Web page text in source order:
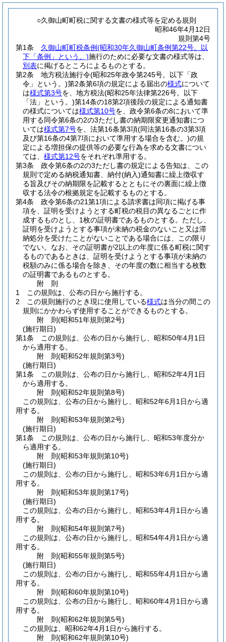
○久御山町町税に関する文書の様式等を定める規則
昭和46年4月12日
規則第4号
第1条
久御山町町税条例(昭和30年久御山町条例第22号。以
下「条例」という。)施行のために必要な文書の様式等は、
別表に掲げるところによるものとする。
第2条
地方税法施行令(昭和25年政令第245号。以下「政
令」という。)第2条第6項の規定による届出の様式について
は様式第3号を、地方税法(昭和25年法律第226号。以下
「法」という。)第14条の18第2項後段の規定による通知書
の様式については様式第10号を、政令第6条の8において準
用する同令第6条の2の3ただし書の納期限変更通知書につ
いては様式第7号を、法第16条第3項(同法第16条の3第3項
及び第16条の4第7項において準用する場合を含む。)の規
定による増担保の提供等の必要な行為を求める文書につい
ては、 様式第12号をそれぞれ準用する。
第3条
政令第6条の2の3ただし書の規定による告知は、この
規則で定める納税通知書、納付(納入)通知書に繰上徴収す
る旨及びその納期限を記載するとともにその裏面に繰上徴
収する法令の根拠規定を記載するものとする。
第4条
政令第6条の21第1項による請求書は同項に掲げる事
項を、証明を受けようとする町税の税目の異なるごとに作
成するものとし、1枚の証明書であるものとする。 ただし、
証明を受けようとする事項が未納の税金のないこと又は滞
納処分を受けたことがないことである場合には、この限り
でない。 なお、その証明書が2以上の年度に係る町税に関す
るものであるときは、証明を受けようとする事項が未納の
税額のみに係る場合を除き、その年度の数に相当する枚数
の証明書であるものとする。
附 則
1
この規則は、公布の日から施行する。
2
この規則施行のとき現に使用している様式は当分の間この
規則にかかわらず使用することができるものとする。
附 則(昭和51年規則第2号)
(施行期日)
第1条
この規則は、公布の日から施行し、昭和50年4月1日
から適用する。
附 則(昭和52年規則第3号)
(施行期日)
第1条
この規則は、公布の日から施行し、昭和52年4月1日
から適用する。
附 則(昭和52年規則第8号)
この規則は、公布の日から施行し、昭和52年6月1日から適
用する。
附 則(昭和53年規則第2号)
(施行期日)
第1条
この規則は、公布の日から施行し、昭和53年度分か
ら適用する。
附 則(昭和53年規則第10号)
(施行期日)
この規則は、公布の日から施行し、昭和53年6月1日から適
用する。
附 則(昭和53年規則第17号)
(施行期日)
この規則は、公布の日から施行し、昭和53年4月1日から適
用する。
附 則(昭和54年規則第7号)
この規則は、公布の日から施行し、昭和54年4月1日から適
用する。
附 則(昭和55年規則第5号)
(施行期日)
この規則は、公布の日から施行し、昭和55年4月1日から適
用する。
附 則(昭和60年規則第10号)
この規則は、公布の日から施行し、昭和60年4月1日から適
用する。
附 則(昭和62年規則第5号)
この規則は、昭和62年4月1日から施行する。
附 則(昭和62年規則第10号)